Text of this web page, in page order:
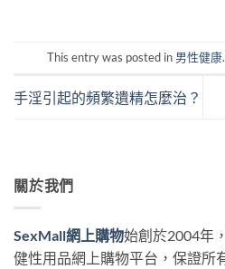
This entry was posted in 男性健康
手淫引起的頻繁遺精怎麼治？
關於我們
SexMall網上購物始創於2004年
健性用品網上購物平台，保證所